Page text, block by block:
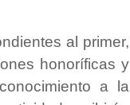
al primer,
honoríficas y
a la